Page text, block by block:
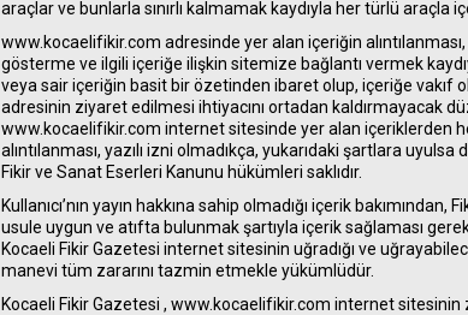
araçlar ve bunlarla sınırlı kalmamak kaydıyla her türlü araçla
www.kocaelifikir.com adresinde yer alan içeriğin
gösterme ve ilgili içeriğe ilişkin sitemize bağlantı vermek
veya sair içeriğin basit bir özetinden ibaret olup, içeriğe vakıf
adresinin ziyaret edilmesi ihtiyacını ortadan kaldırmayacak
www.kocaelifikir.com internet sitesinde yer alan içeriklerden
alıntılanması, yazılı izni olmadıkça, yukarıdaki şartlara
Fikir ve Sanat Eserleri Kanunu hükümleri saklıdır.
Kullanıcı’nın yayın hakkına sahip olmadığı içerik
usule uygun ve atıfta bulunmak şartıyla içerik sağlaması
Kocaeli Fikir Gazetesi internet sitesinin uğradığı ve
manevi tüm zararını tazmin etmekle yükümlüdür.
Kocaeli Fikir Gazetesi , www.kocaelifikir.com internet sitesinin